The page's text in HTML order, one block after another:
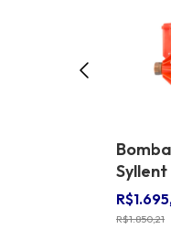
60hz
R$1.850,21